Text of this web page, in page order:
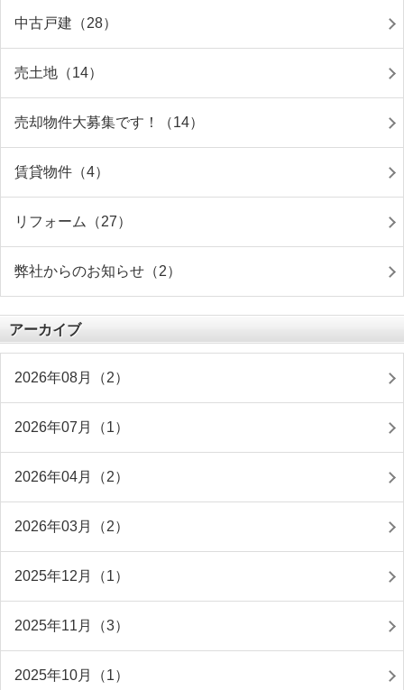
中古戸建（28）
売土地（14）
売却物件大募集です！（14）
賃貸物件（4）
リフォーム（27）
弊社からのお知らせ（2）
アーカイブ
2026年08月（2）
2026年07月（1）
2026年04月（2）
2026年03月（2）
2025年12月（1）
2025年11月（3）
2025年10月（1）